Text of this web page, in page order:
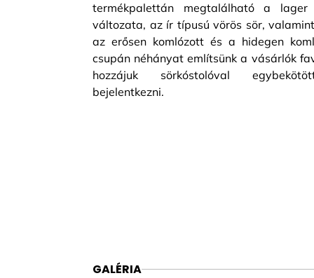
termékpalettán megtalálható a
változata, az ír típusú vörös sör,
az erősen komlózott és a hidegen
csupán néhányat említsünk a vásárlók
hozzájuk sörkóstolóval
bejelentkezni.
GALÉRIA